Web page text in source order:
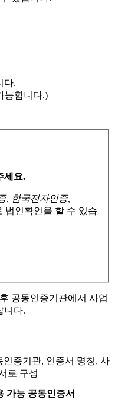
다.
능합니다.)
세요.
, 한국전자인증,
법인확인을 할 수 있습
공동인증기관에서 사업
니다.
증기관, 인증서 명칭, 사
로 구성
가능 공동인증서